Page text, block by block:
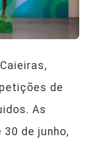
de
As
de junho,